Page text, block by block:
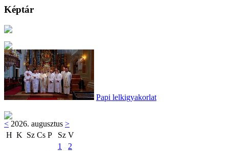
Képtár
Papi lelkigyakorlat
< 2026. augusztus >
H K Sz Cs P Sz V
1
2